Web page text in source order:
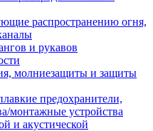
распространению огня,
и рукавов
молниезащиты и защиты
предохранители,
монтажные устройства
и акустической